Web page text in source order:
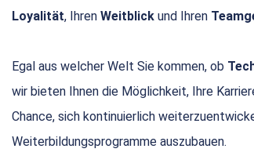
Loyalität, Ihren Weitblick und Ihren
Egal aus welcher Welt Sie kommen, ob
wir bieten Ihnen die Möglichkeit, Ihre
Chance, sich kontinuierlich
Weiterbildungsprogramme auszubauen.